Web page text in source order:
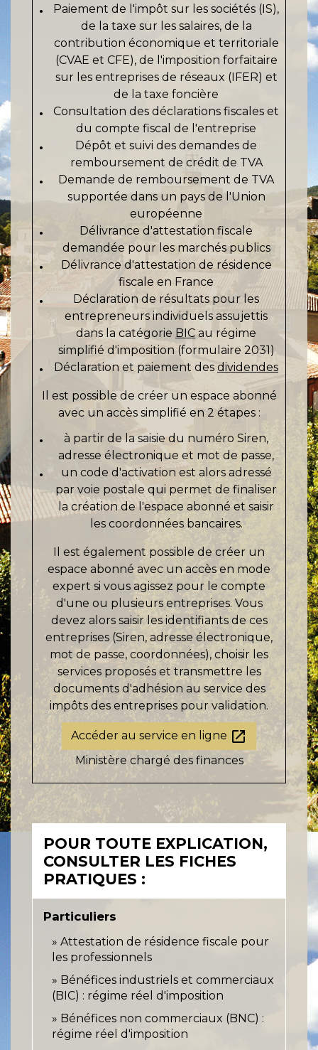
Paiement de l'impôt sur les sociétés (IS),
de la taxe sur les salaires, de la
contribution économique et territoriale
(CVAE et CFE), de l'imposition forfaitaire
sur les entreprises de réseaux (IFER) et
de la taxe foncière
Consultation des déclarations fiscales et
du compte fiscal de l'entreprise
Dépôt et suivi des demandes de
remboursement de crédit de TVA
Demande de remboursement de TVA
supportée dans un pays de l'Union
européenne
Délivrance d'attestation fiscale
demandée pour les marchés publics
Délivrance d'attestation de résidence
fiscale en France
Déclaration de résultats pour les
entrepreneurs individuels assujettis
dans la catégorie BIC au régime
simplifié d'imposition (formulaire 2031)
Déclaration et paiement des dividendes
Il est possible de créer un espace abonné
avec un accès simplifié en 2 étapes :
à partir de la saisie du numéro Siren,
adresse électronique et mot de passe,
un code d'activation est alors adressé
par voie postale qui permet de finaliser
la création de l'espace abonné et saisir
les coordonnées bancaires.
Il est également possible de créer un
espace abonné avec un accès en mode
expert si vous agissez pour le compte
d'une ou plusieurs entreprises. Vous
devez alors saisir les identifiants de ces
entreprises (Siren, adresse électronique,
mot de passe, coordonnées), choisir les
services proposés et transmettre les
documents d'adhésion au service des
impôts des entreprises pour validation.
Accéder au service en ligne open_in_new
Ministère chargé des finances
POUR TOUTE EXPLICATION,
CONSULTER LES FICHES
PRATIQUES :
Particuliers
Attestation de résidence fiscale pour
les professionnels
Bénéfices industriels et commerciaux
(BIC) : régime réel d'imposition
Bénéfices non commerciaux (BNC) :
régime réel d'imposition